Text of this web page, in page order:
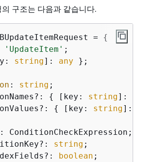
의 구조는 다음과 같습니다.
= {
'UpdateItem' ;
string]: any };
: string ;
{ [key: string]:
{ [key: string]:
ConditionCheckExpression;
string ;
boolean ;